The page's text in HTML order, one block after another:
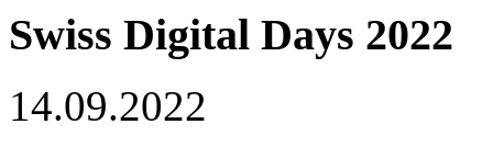
Swiss Digital Days 2022
14.09.2022